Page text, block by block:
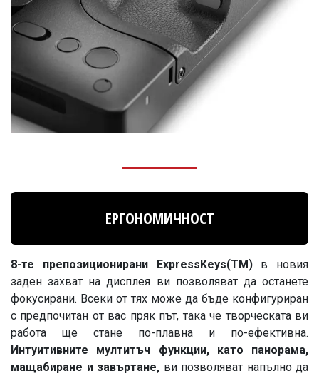
ЕРГОНОМИЧНОСТ
8-те препозиционирани ExpressKeys(TM)в новия
заден захват на дисплея ви позволяват да останете
фокусирани. Всеки от тях може да бъде конфигуриран
с предпочитан от вас пряк път, така че творческата ви
работа ще стане по-плавна и по-ефективна.
Интуитивните мултитъч функции, като панорама,
мащабиране и завъртане, ви позволяват напълно да